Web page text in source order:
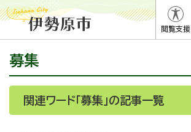
閲覧支援
募集
関連ワード「募集」の記事一覧